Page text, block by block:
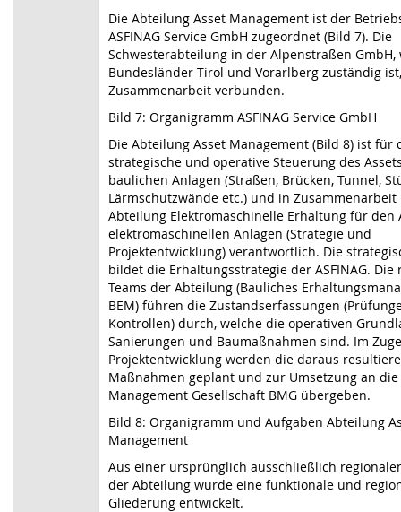
Die Abteilung Asset Management ist der
ASFINAG Service GmbH zugeordnet (Bild 7). Die
Schwesterabteilung in der Alpenstraßen
Bundesländer Tirol und Vorarlberg zuständig
Zusammenarbeit verbunden.
Bild 7: Organigramm ASFINAG Service GmbH
Die Abteilung Asset Management (Bild 8) ist für
strategische und operative Steuerung des
baulichen Anlagen (Straßen, Brücken, Tunnel,
Lärmschutzwände etc.) und in
Abteilung Elektromaschinelle Erhaltung für den
elektromaschinellen Anlagen (Strategie und
Projektentwicklung) verantwortlich. Die
bildet die Erhaltungsstrategie der ASFINAG. Die
Teams der Abteilung (Bauliches
BEM) führen die Zustandserfassungen
Kontrollen) durch, welche die operativen
Sanierungen und Baumaßnahmen sind. Im
Projektentwicklung werden die daraus
Maßnahmen geplant und zur Umsetzung an die
Management Gesellschaft BMG übergeben.
Bild 8: Organigramm und Aufgaben Abteilung
Management
Aus einer ursprünglich ausschließlich
der Abteilung wurde eine funktionale und
Gliederung entwickelt.